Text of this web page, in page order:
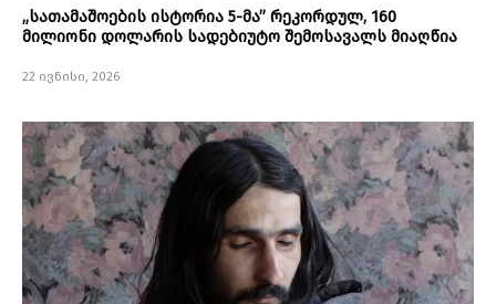
„სათამაშოების ისტორია 5-მა” რეკორდულ, 160
მილიონი დოლარის სადებიუტო შემოსავალს მიაღწია
22 ივნისი, 2026